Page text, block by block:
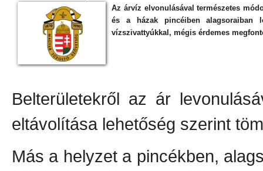
Az árvíz elvonulásával természetes
és a házak pincéiben alagsoraiban
vízszivattyúkkal, mégis érdemes
Belterületekről az ár
eltávolítása lehetőség szerint
Más a helyzet a pincékben,